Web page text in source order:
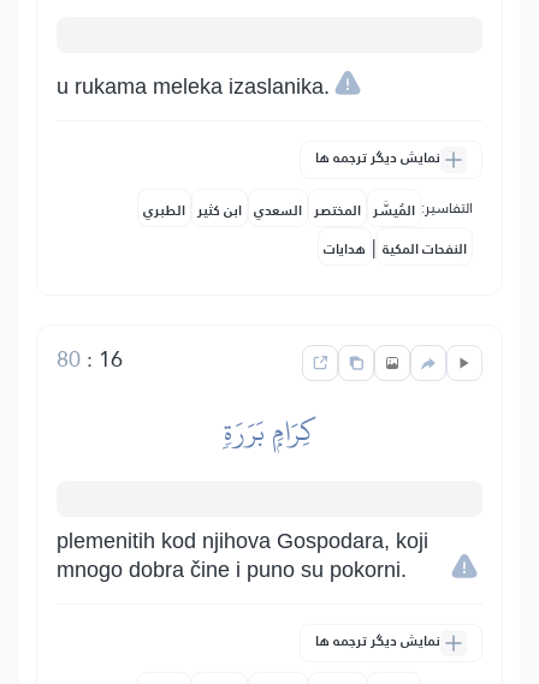
u rukama meleka izaslanika.
نمایش دیگر ترجمه ها
التفاسير: المُيسَّر المختصر السعدي ابن كثير الطبري
النفحات المكية | هدايات
16
:
80
كِرَامِۭ بَرَرَةٖ
plemenitih kod njihova Gospodara, koji
mnogo dobra čine i puno su pokorni.
نمایش دیگر ترجمه ها